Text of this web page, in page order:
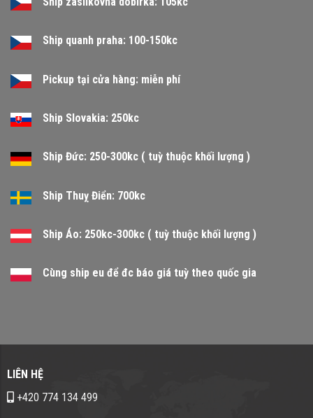
Ship quanh praha: 100-150kc
Pickup tại cửa hàng: miễn phí
Ship Slovakia: 250kc
Ship Đức: 250-300kc ( tuỳ thuộc khối lượng )
Ship Thuỵ Điển: 700kc
Ship Áo: 250kc-300kc ( tuỳ thuộc khối lượng )
Cùng ship eu để đc báo giá tuỳ theo quốc gia
LIÊN HỆ
+420 774 134 499